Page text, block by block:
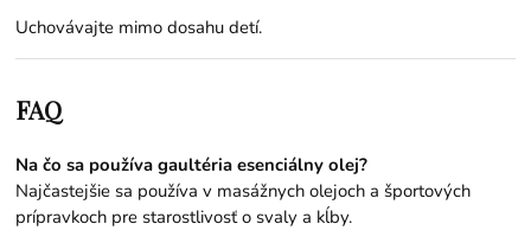
Uchovávajte mimo dosahu detí.
FAQ
Na čo sa používa gaultéria esenciálny olej?
Najčastejšie sa používa v masážnych olejoch a športových
prípravkoch pre starostlivosť o svaly a kĺby.